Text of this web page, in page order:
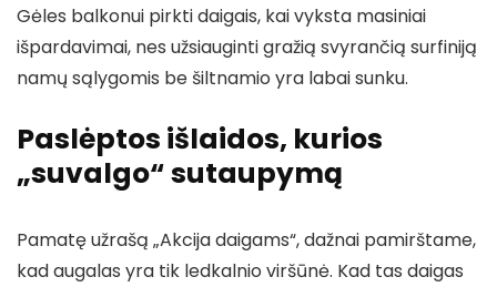
Gėles balkonui pirkti daigais, kai vyksta masiniai
išpardavimai, nes užsiauginti gražią svyrančią surfiniją
namų sąlygomis be šiltnamio yra labai sunku.
Paslėptos išlaidos, kurios
„suvalgo“ sutaupymą
Pamatę užrašą „Akcija daigams“, dažnai pamirštame,
kad augalas yra tik ledkalnio viršūnė. Kad tas daigas